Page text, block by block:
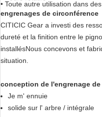
• Toute autre utilisation dans
engrenages de circonférence
CITICIC Gear a investi des
dureté et la finition entre le
installésNous concevons et
situation.
conception de l'engrenage
Je m' ennuie
solide sur l' arbre / intégrale